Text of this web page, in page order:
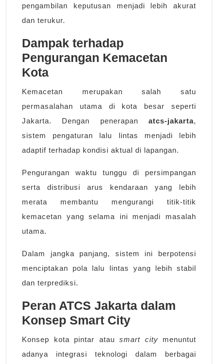
pengambilan keputusan menjadi lebih akurat
dan terukur.
Dampak terhadap
Pengurangan Kemacetan
Kota
Kemacetan merupakan salah satu
permasalahan utama di kota besar seperti
Jakarta. Dengan penerapan atcs-jakarta,
sistem pengaturan lalu lintas menjadi lebih
adaptif terhadap kondisi aktual di lapangan.
Pengurangan waktu tunggu di persimpangan
serta distribusi arus kendaraan yang lebih
merata membantu mengurangi titik-titik
kemacetan yang selama ini menjadi masalah
utama.
Dalam jangka panjang, sistem ini berpotensi
menciptakan pola lalu lintas yang lebih stabil
dan terprediksi.
Peran ATCS Jakarta dalam
Konsep Smart City
Konsep kota pintar atau smart city menuntut
adanya integrasi teknologi dalam berbagai